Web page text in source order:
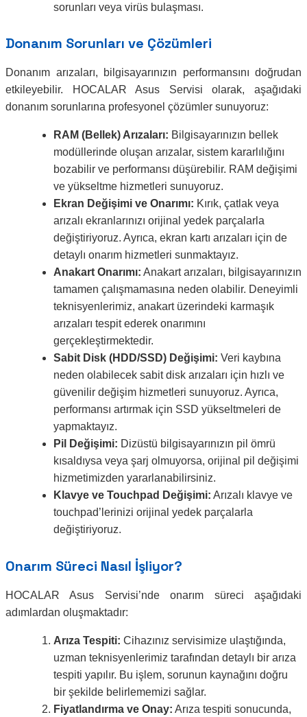
sorunları veya virüs bulaşması.
Donanım Sorunları ve Çözümleri
Donanım arızaları, bilgisayarınızın performansını doğrudan
etkileyebilir. HOCALAR Asus Servisi olarak, aşağıdaki
donanım sorunlarına profesyonel çözümler sunuyoruz:
RAM (Bellek) Arızaları: Bilgisayarınızın bellek
modüllerinde oluşan arızalar, sistem kararlılığını
bozabilir ve performansı düşürebilir. RAM değişimi
ve yükseltme hizmetleri sunuyoruz.
Ekran Değişimi ve Onarımı: Kırık, çatlak veya
arızalı ekranlarınızı orijinal yedek parçalarla
değiştiriyoruz. Ayrıca, ekran kartı arızaları için de
detaylı onarım hizmetleri sunmaktayız.
Anakart Onarımı: Anakart arızaları, bilgisayarınızın
tamamen çalışmamasına neden olabilir. Deneyimli
teknisyenlerimiz, anakart üzerindeki karmaşık
arızaları tespit ederek onarımını
gerçekleştirmektedir.
Sabit Disk (HDD/SSD) Değişimi: Veri kaybına
neden olabilecek sabit disk arızaları için hızlı ve
güvenilir değişim hizmetleri sunuyoruz. Ayrıca,
performansı artırmak için SSD yükseltmeleri de
yapmaktayız.
Pil Değişimi: Dizüstü bilgisayarınızın pil ömrü
kısaldıysa veya şarj olmuyorsa, orijinal pil değişimi
hizmetimizden yararlanabilirsiniz.
Klavye ve Touchpad Değişimi: Arızalı klavye ve
touchpad’lerinizi orijinal yedek parçalarla
değiştiriyoruz.
Onarım Süreci Nasıl İşliyor?
HOCALAR Asus Servisi’nde onarım süreci aşağıdaki
adımlardan oluşmaktadır:
Arıza Tespiti: Cihazınız servisimize ulaştığında,
uzman teknisyenlerimiz tarafından detaylı bir arıza
tespiti yapılır. Bu işlem, sorunun kaynağını doğru
bir şekilde belirlememizi sağlar.
Fiyatlandırma ve Onay: Arıza tespiti sonucunda,